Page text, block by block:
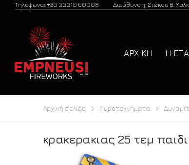
Τηλέφωνο: +30 22210 60008 Διεύθυνση: Σιώκου 8,
ΑΡΧΙΚΉ Η
Αρχική σελίδα Πυροτεχνήματα
κρακερακιας 25 τεμ